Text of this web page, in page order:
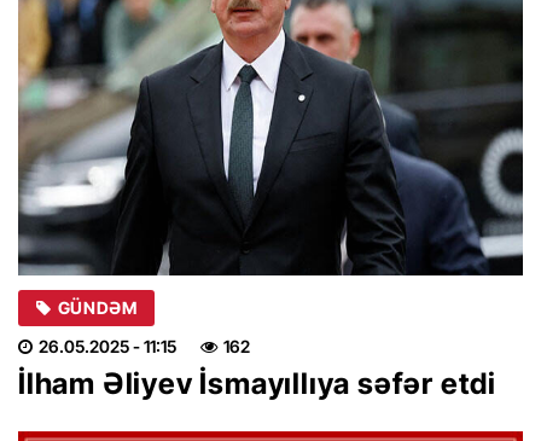
GÜNDƏM
26.05.2025- 11:15 162
İlham Əliyev İsmayıllıya səfər etdi